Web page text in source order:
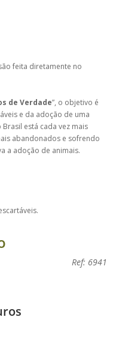
feita diretamente no
de Verdade”, o objetivo é
e da adoção de uma
está cada vez mais
abandonados e sofrendo
a adoção de animais.
Ref: 6941